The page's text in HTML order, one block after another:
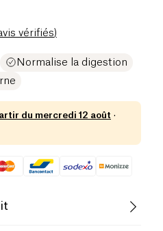
vérifiés)
Normalise la digestion
du mercredi 12 août ·